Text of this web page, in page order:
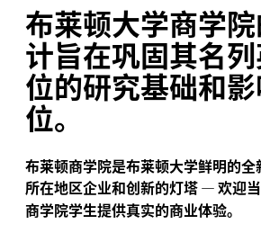
布莱顿大学商学
计旨在巩固其名
位的研究基础和
位。
布莱顿商学院是布莱顿大学鲜明的
所在地区企业和创新的灯塔—欢迎
商学院学生提供真实的商业体验。